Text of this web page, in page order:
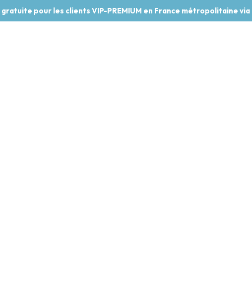
pour les clients VIP-PREMIUM en France métropolitaine via